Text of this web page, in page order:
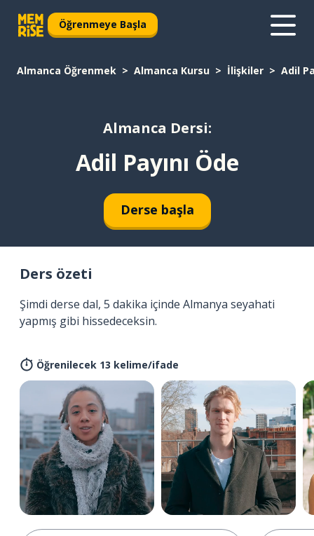
Öğrenmeye Başla
Almanca Öğrenmek Almanca Kursu İlişkiler Adil
Almanca Dersi:
Adil Payını Öde
Derse başla
Ders özeti
Şimdi derse dal, 5 dakika içinde Almanya seyahati
yapmış gibi hissedeceksin.
Öğrenilecek 13 kelime/ifade